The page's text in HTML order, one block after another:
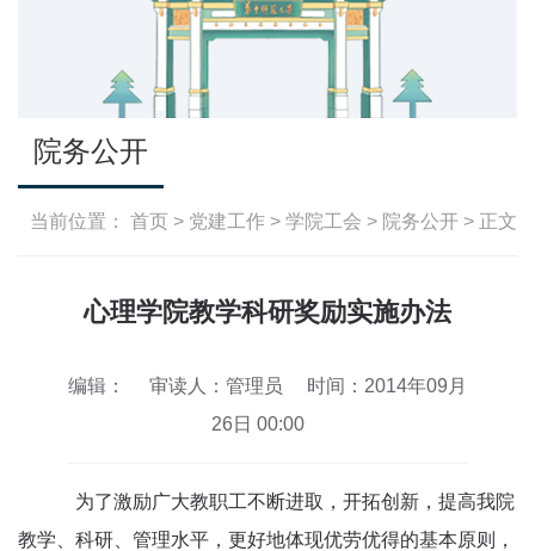
院务公开
当前位置： 首页 > 党建工作 > 学院工会 > 院务公开 > 正文
心理学院教学科研奖励实施办法
编辑： 审读人：管理员
时间：2014年09月
26日 00:00
为了激励广大教职工不断进取，开拓创新，提高我院
教学、科研、管理水平，更好地体现优劳优得的基本原则，